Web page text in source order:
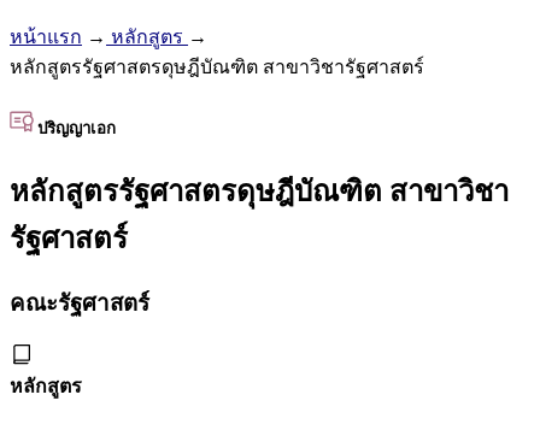
หน้าแรก → หลักสูตร →
หลักสูตรรัฐศาสตรดุษฎีบัณฑิต สาขาวิชารัฐศาสตร์
ปริญญาเอก
หลักสูตรรัฐศาสตรดุษฎีบัณฑิต สาขาวิชา
รัฐศาสตร์
คณะรัฐศาสตร์
หลักสูตร